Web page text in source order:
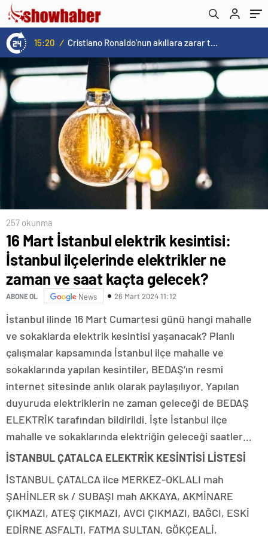
15:20 / Cristiano Ronaldo’nun akıllara zarar tüm kariyerinin istatistiğini çıkardık !
257 okunma
16 Mart İstanbul elektrik kesintisi:
İstanbul ilçelerinde elektrikler ne
zaman ve saat kaçta gelecek?
ABONE OL News 26 Mart 2024 11:12
İstanbul ilinde 16 Mart Cumartesi günü hangi mahalle
ve sokaklarda elektrik kesintisi yaşanacak? Planlı
çalışmalar kapsamında İstanbul ilçe mahalle ve
sokaklarında yapılan kesintiler, BEDAŞ’ın resmi
internet sitesinde anlık olarak paylaşılıyor. Yapılan
duyuruda elektriklerin ne zaman geleceği de BEDAŞ
ELEKTRİK tarafından bildirildi. İşte İstanbul ilçe
mahalle ve sokaklarında elektriğin geleceği saatler…
İSTANBUL ÇATALCA ELEKTRİK KESİNTİSİ LİSTESİ
İSTANBUL ÇATALCA ilce MERKEZ-OKLALI mah
ŞAHİNLER sk / SUBAŞI mah AKKAYA, AKMİNARE
ÇIKMAZI, ATEŞ ÇIKMAZI, AVCI ÇIKMAZI, BAĞCI, ESKİ
EDİRNE ASFALTI, FATMA SULTAN, GÖKÇEALİ,